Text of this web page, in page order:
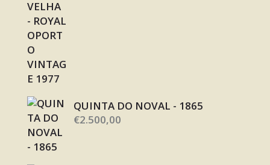
QUINTA DO NOVAL - 1865
€2.500,00